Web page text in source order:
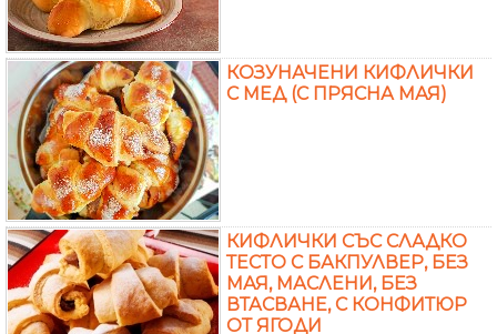
КОЗУНАЧЕНИ КИФЛИЧКИ
С МЕД (С ПРЯСНА МАЯ)
КИФЛИЧКИ СЪС СЛАДКО
ТЕСТО С БАКПУЛВЕР, БЕЗ
МАЯ, МАСЛЕНИ, БЕЗ
ВТАСВАНЕ, С КОНФИТЮР
ОТ ЯГОДИ